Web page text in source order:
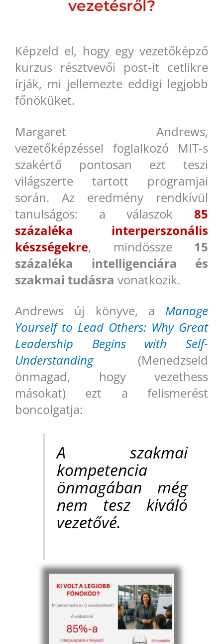
vezetésről?
Képzeld el, hogy egy vezetőképző
kurzus résztvevői post-it cetlikre
írják, mi jellemezte eddigi legjobb
főnöküket.
Margaret Andrews,
vezetőképzéssel foglalkozó MIT-s
szakértő pontosan ezt teszi
világszerte tartott programjai
során. Az eredmény rendkívül
tanulságos: a válaszok 85
százaléka interperszonális
készségekre, mindössze 15
százaléka intelligenciára és
szakmai tudásra vonatkozik.
Andrews új könyve, a Manage
Yourself to Lead Others: Why Great
Leadership Begins with Self-
Understanding(Menedzseld
önmagad, hogy vezethess
másokat) ezt a felismerést
boncolgatja:
A szakmai
kompetencia
önmagában még
nem tesz kiváló
vezetővé.